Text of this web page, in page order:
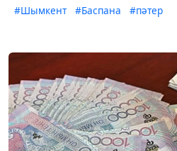
#Шымкент #Баспана #пәтер